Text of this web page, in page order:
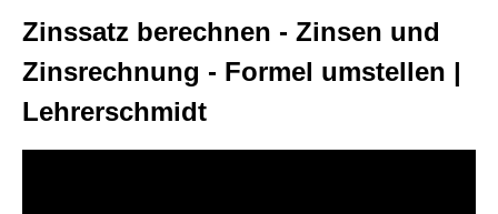
Zinssatz berechnen - Zinsen und
Zinsrechnung - Formel umstellen |
Lehrerschmidt